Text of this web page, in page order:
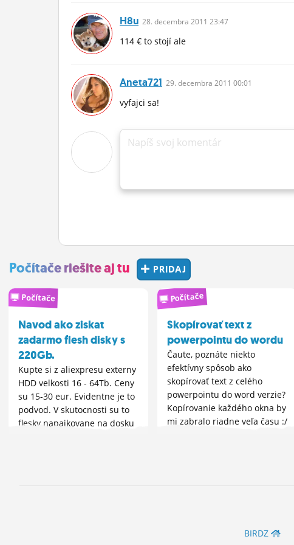
H8u 28. decembra 2011 23:47
114 € to stojí ale
Aneta721 29. decembra 2011 00:01
vyfajci sa!
Napíš svoj komentár
Počítače riešite aj tu PRIDAJ
Počítače
Navod ako ziskat
zadarmo flesh disky s
220Gb.
Kupte si z aliexpresu externy
HDD velkosti 16 - 64Tb. Ceny
su 15-30 eur. Evidentne je to
podvod. V skutocnosti su to
flesky napajkovane na dosku
Počítače
Skopírovať text z
powerpointu do wordu
Čaute, poznáte niekto
efektívny spôsob ako
skopírovať text z celého
powerpointu do word verzie?
Kopírovanie každého okna by
mi zabralo riadne veľa času :/
BIRDZ